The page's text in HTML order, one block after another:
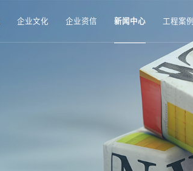
企业文化 企业资信 新闻中心 工程案例